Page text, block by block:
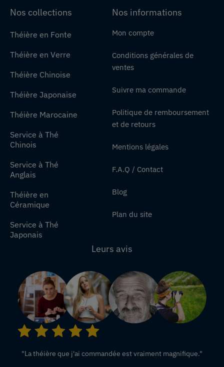
Nos collections
Théière en Fonte
Théière en Verre
Théière Chinoise
Théière Japonaise
Théière Marocaine
Service à Thé
Chinois
Service à Thé
Anglais
Théière en
Céramique
Service à Thé
Japonais
Nos informations
Mon compte
Conditions générales de
ventes
Suivre ma commande
Politique de remboursement
et de retours
Mentions légales
F.A.Q / Contact
Blog
Plan du site
Leurs avis
"La théière que j'ai commandée est vraiment magnifique."